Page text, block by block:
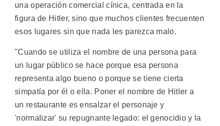
una operación comercial cínica, centrada en la
figura de Hitler, sino que muchos clientes frecuenten
esos lugares sin que nada les parezca malo.
"Cuando se utiliza el nombre de una persona para
un lugar público se hace porque esa persona
representa algo bueno o porque se tiene cierta
simpatía por él o ella. Poner el nombre de Hitler a
un restaurante es ensalzar el personaje y
'normalizar' su repugnante legado: el genocidio y la